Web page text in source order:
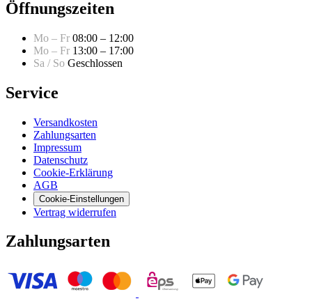
Öffnungszeiten
Mo – Fr 08:00 – 12:00
Mo – Fr 13:00 – 17:00
Sa / So Geschlossen
Service
Versandkosten
Zahlungsarten
Impressum
Datenschutz
Cookie-Erklärung
AGB
Cookie-Einstellungen
Vertrag widerrufen
Zahlungsarten